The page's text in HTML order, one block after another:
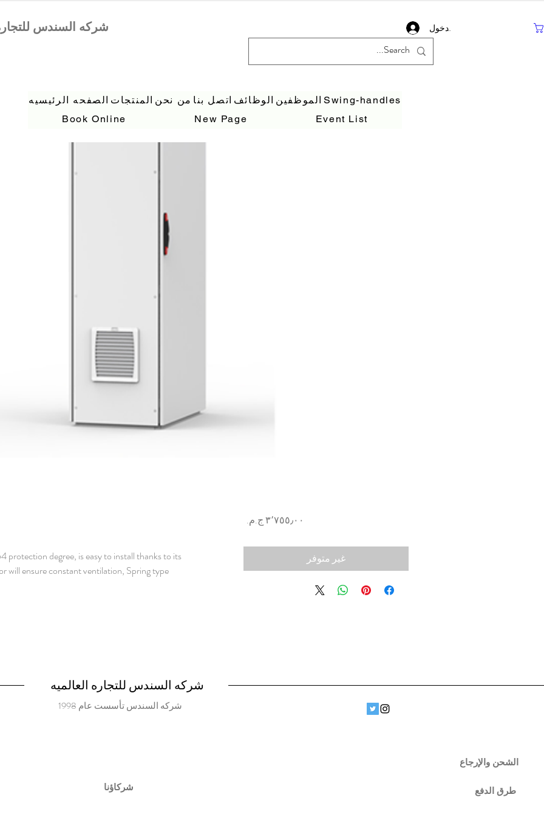
تسجيل دخول
الصفحه الرئيسيه المنتجات من نحن اتصل بنا الوظائف الموظفين Swing-handles
Book Online
New Page Event List
protection degree, is easy to install thanks to its
will ensure constant ventilation, Spring type
السعر
غير متوفر
شركه السندس للتجاره العالميه
شركه السندس تأسست عام 1998
طرق الدفع